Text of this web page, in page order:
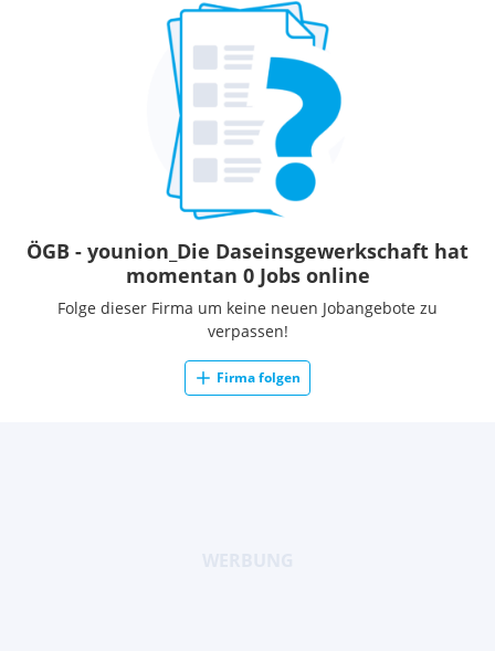
ÖGB - younion_Die Daseinsgewerkschaft hat
momentan 0 Jobs online
Folge dieser Firma um keine neuen Jobangebote zu
verpassen!
Firma folgen